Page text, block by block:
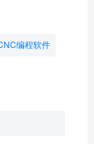
编程软件